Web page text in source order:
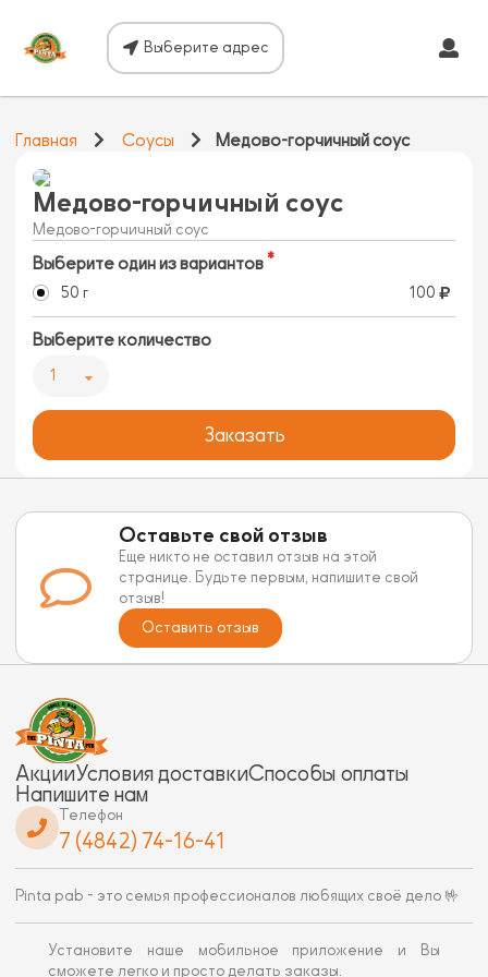
Выберите адрес
Главная Соусы Медово-горчичный соус
Медово-горчичный соус
Медово-горчичный соус
Выберите один из вариантов
50 г 100
Выберите количество
1
Заказать
Оставьте свой отзыв
Еще никто не оставил отзыв на этой
странице. Будьте первым, напишите свой
отзыв!
Оставить отзыв
АкцииУсловия доставкиСпособы оплаты
Напишите нам
Телефон
7 (4842) 74-16-41
Pinta pab - это семья профессионалов любящих своё дело 🤟
Установите наше мобильное приложение и Вы
сможете легко и просто делать заказы.